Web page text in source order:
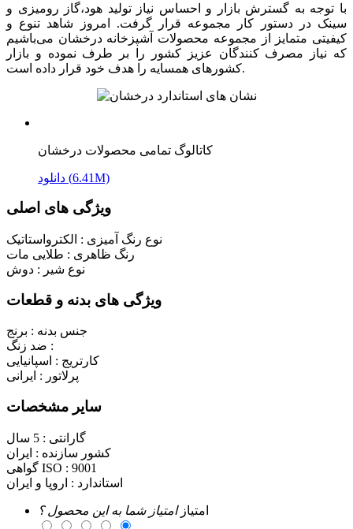
با توجه به گسترش بازار و احساس نیاز تولید هود،گاز رومیزی و
سینک در دستور کار مجموعه قرار گرفت. امروز شاهد تنوع و
کیفیتی متمایز از مجموعه محصولات آشپزخانه درخشان می‌باشیم
که نیاز مصرف کنندگان عزیز کشور را بر طرف نموده و بازار
کشورهای همسایه را هدف خود قرار داده است.
کاتالوگ تمامی محصولات درخشان
دانلود (6.41M)
ویژگی های اصلی
نوع رنگ آمیزی : الکترواستاتیک
رنگ ظاهری : طلایی مات
نوع شیر : دوش
ویژگی های بدنه و قطعات
جنس بدنه : برنج
ضد زنگ :
کارتریج : اسپانیایی
پرلاتور : ایرانی
سایر مشخصات
گارانتی : 5 سال
کشور سازنده : ایران
گواهی ISO : 9001
استاندارد : اروپا و ایران
امتیازامتیاز شما به این محصول ؟